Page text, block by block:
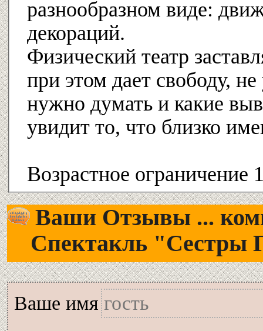
разнообразном виде:
декораций.
Физический театр
при этом дает свободу,
нужно думать и какие
увидит то, что близко
Возрастное ограничение
Ваши Отзывы ...
Спектакль "Сестры
Вашe имя